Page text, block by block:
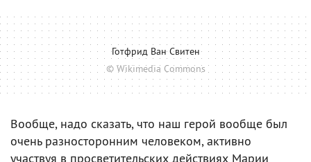
Готфрид Ван Свитен
© Wikimedia Commons
Вообще, надо сказать, что наш герой вообще был
очень разносторонним человеком, активно
участвуя в просветительских действиях Марии